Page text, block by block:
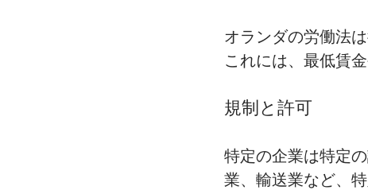
オランダの労働法
これには、最低賃
規制と許可
特定の企業は特定
業、輸送業など、